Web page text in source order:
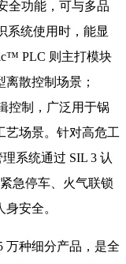
全功能，可与多品
系统使用时，能显
PLC 则主打模块
散控制场景；
控制，广泛用于锅
艺场景。针对高危工
系统通过 SIL 3 认
急停车、火气联锁
安全。
万种细分产品，是全